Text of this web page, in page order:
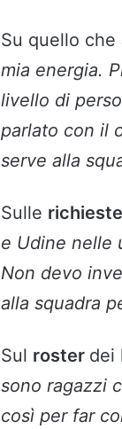
Su quello che
mia energia.
livello di
parlato con il
serve alla
Sulle
e Udine nelle
Non devo
alla squadra
Sul roster dei
sono ragazzi
così per far